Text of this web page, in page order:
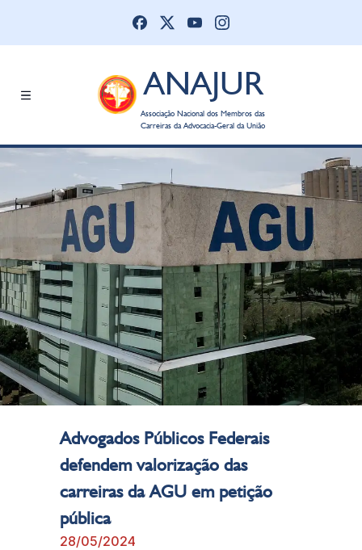
ANAJUR
Associação Nacional dos Membros das
Carreiras da Advocacia-Geral da União
Advogados Públicos Federais
defendem valorização das
carreiras da AGU em petição
pública
28/05/2024